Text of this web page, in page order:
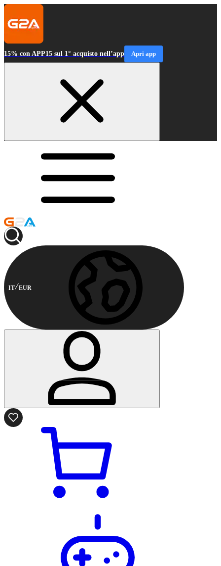
15% con APP15 sul 1° acquisto nell’app Apri app
IT EUR